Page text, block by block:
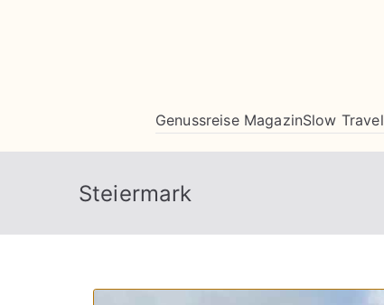
Genussreise MagazinSlow Travel
Steiermark